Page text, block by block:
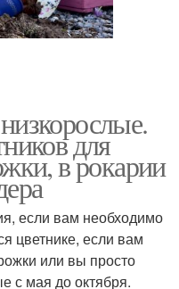
для
в рокарии
если вам необходимо
цветнике, если вам
или вы просто
с мая до октября.